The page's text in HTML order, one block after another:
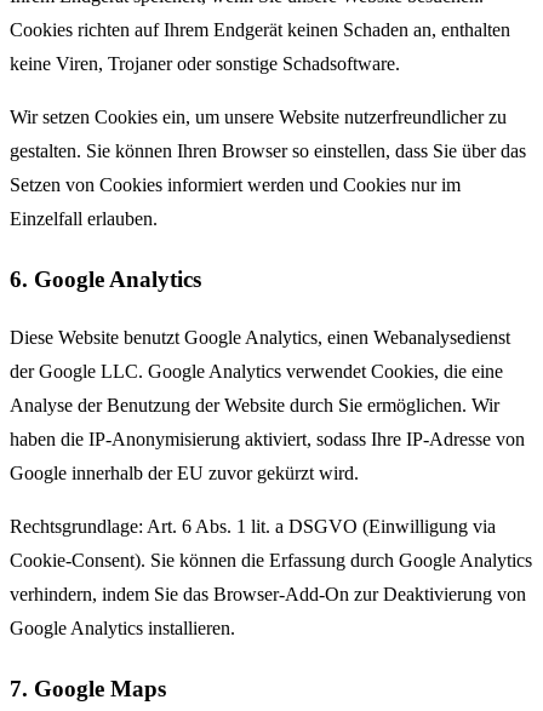
Cookies richten auf Ihrem Endgerät keinen Schaden an, enthalten
keine Viren, Trojaner oder sonstige Schadsoftware.
Wir setzen Cookies ein, um unsere Website nutzerfreundlicher zu
gestalten. Sie können Ihren Browser so einstellen, dass Sie über das
Setzen von Cookies informiert werden und Cookies nur im
Einzelfall erlauben.
6. Google Analytics
Diese Website benutzt Google Analytics, einen Webanalysedienst
der Google LLC. Google Analytics verwendet Cookies, die eine
Analyse der Benutzung der Website durch Sie ermöglichen. Wir
haben die IP-Anonymisierung aktiviert, sodass Ihre IP-Adresse von
Google innerhalb der EU zuvor gekürzt wird.
Rechtsgrundlage: Art. 6 Abs. 1 lit. a DSGVO (Einwilligung via
Cookie-Consent). Sie können die Erfassung durch Google Analytics
verhindern, indem Sie das Browser-Add-On zur Deaktivierung von
Google Analytics installieren.
7. Google Maps